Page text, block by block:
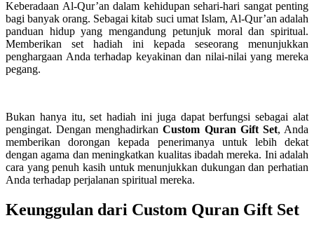
Keberadaan Al-Qur’an dalam kehidupan sehari-hari sangat penting
bagi banyak orang. Sebagai kitab suci umat Islam, Al-Qur’an adalah
panduan hidup yang mengandung petunjuk moral dan spiritual.
Memberikan set hadiah ini kepada seseorang menunjukkan
penghargaan Anda terhadap keyakinan dan nilai-nilai yang mereka
pegang.
Bukan hanya itu, set hadiah ini juga dapat berfungsi sebagai alat
pengingat. Dengan menghadirkanCustom Quran Gift Set, Anda
memberikan dorongan kepada penerimanya untuk lebih dekat
dengan agama dan meningkatkan kualitas ibadah mereka. Ini adalah
cara yang penuh kasih untuk menunjukkan dukungan dan perhatian
Anda terhadap perjalanan spiritual mereka.
Keunggulan dari Custom Quran Gift Set